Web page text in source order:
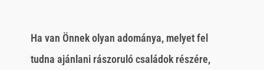
Ha van Önnek olyan adománya, melyet fel
tudna ajánlani rászoruló családok részére,